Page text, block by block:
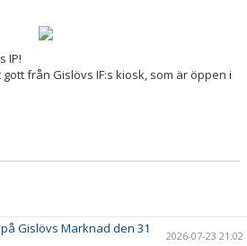
IP!
från Gislövs IF:s kiosk, som är öppen i
Gislövs Marknad den 31
2026-07-23 21:02